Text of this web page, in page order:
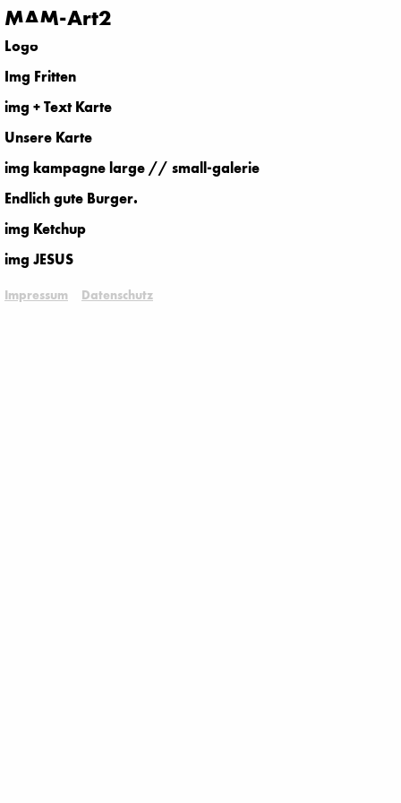
MAM-Art2
Logo
Img Fritten
img + Text Karte
Unsere Karte
img kampagne large // small-galerie
Endlich gute Burger.
img Ketchup
img JESUS
Impressum Datenschutz